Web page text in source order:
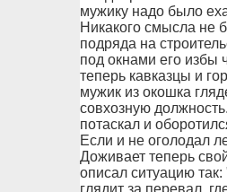
мужику надо было
Никакого смысла не
подряда на
под окнами его избы
теперь кавказцы и
мужик из окошка
совхозную
потаскал и
Если и не оголодал
Доживает теперь
описал ситуацию
глядит за перевал,